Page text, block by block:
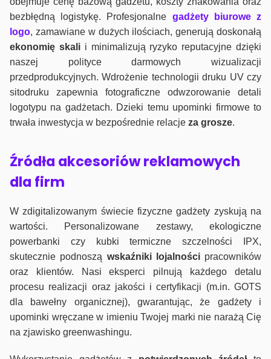
bezbłędną logistykę. Profesjonalne gadżety biurowe z
logo, zamawiane w dużych ilościach, generują doskonałą
ekonomię skalii minimalizują ryzyko reputacyjne dzięki
naszej polityce darmowych wizualizacji
przedprodukcyjnych. Wdrożenie technologii druku UV czy
sitodruku zapewnia fotograficzne odwzorowanie detali
logotypu na gadżetach. Dzieki temu upominki firmowe to
trwała inwestycja w bezpośrednie relacje za grosze.
Źródła akcesoriów reklamowych
dla firm
W zdigitalizowanym świecie fizyczne gadżety zyskują na
wartości. Personalizowane zestawy, ekologiczne
powerbanki czy kubki termiczne szczelności IPX,
skutecznie podnoszą wskaźniki lojalnościpracowników
oraz klientów. Nasi eksperci pilnują każdego detalu
procesu realizacji oraz jakości i certyfikacji (m.in. GOTS
dla bawełny organicznej), gwarantując, że gadżety i
upominki wręczane w imieniu Twojej marki nie narażą Cię
na zjawisko greenwashingu.